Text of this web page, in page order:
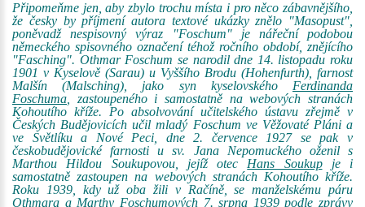
Připomeňme jen, aby zbylo trochu místa i pro něco zábavnějšího,
že česky by příjmení autora textové ukázky znělo "Masopust",
poněvadž nespisovný výraz "Foschum" je nářeční podobou
německého spisovného označení téhož ročního období, znějícího
"Fasching". Othmar Foschum se narodil dne 14. listopadu roku
1901 v Kyselově (Sarau) u Vyššího Brodu (Hohenfurth), farnost
Malšín (Malsching), jako syn kyselovského Ferdinanda
Foschuma , zastoupeného i samostatně na webových stranách
Kohoutího kříže. Po absolvování učitelského ústavu zřejmě v
Českých Budějovicích učil mladý Foschum ve Věžovaté Pláni a
ve Světlíku a Nové Peci, dne 2. července 1927 se pak v
českobudějovické farnosti u sv. Jana Nepomuckého oženil s
Marthou Hildou Soukupovou, jejíž otec Hans Soukupje i
samostatně zastoupen na webových stranách Kohoutího kříže.
Roku 1939, kdy už oba žili v Račíně, se manželskému páru
Othmara a Marthy Foschumových 7. srpna 1939 podle zprávy